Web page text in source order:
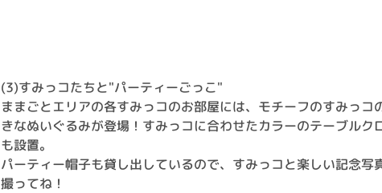
(3)すみっコたちと"パーティーごっこ"
ままごとエリアの各すみっコのお部屋には、モチーフのすみっコ
きなぬいぐるみが登場！すみっコに合わせたカラーのテーブルク
も設置。
パーティー帽子も貸し出しているので、すみっコと楽しい記念写
撮ってね！